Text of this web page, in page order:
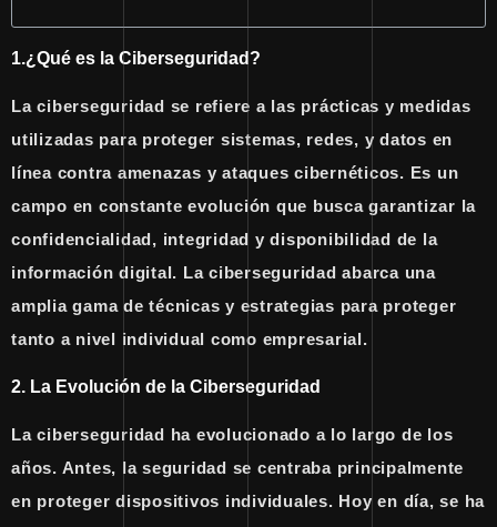
1.¿Qué es la Ciberseguridad?
La ciberseguridad se refiere a las prácticas y medidas
utilizadas para proteger sistemas, redes, y datos en
línea contra amenazas y ataques cibernéticos. Es un
campo en constante evolución que busca garantizar la
confidencialidad, integridad y disponibilidad de la
información digital. La ciberseguridad abarca una
amplia gama de técnicas y estrategias para proteger
tanto a nivel individual como empresarial.
2. La Evolución de la Ciberseguridad
La ciberseguridad ha evolucionado a lo largo de los
años. Antes, la seguridad se centraba principalmente
en proteger dispositivos individuales. Hoy en día, se ha